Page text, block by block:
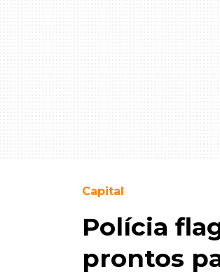
Capital
Polícia
prontos